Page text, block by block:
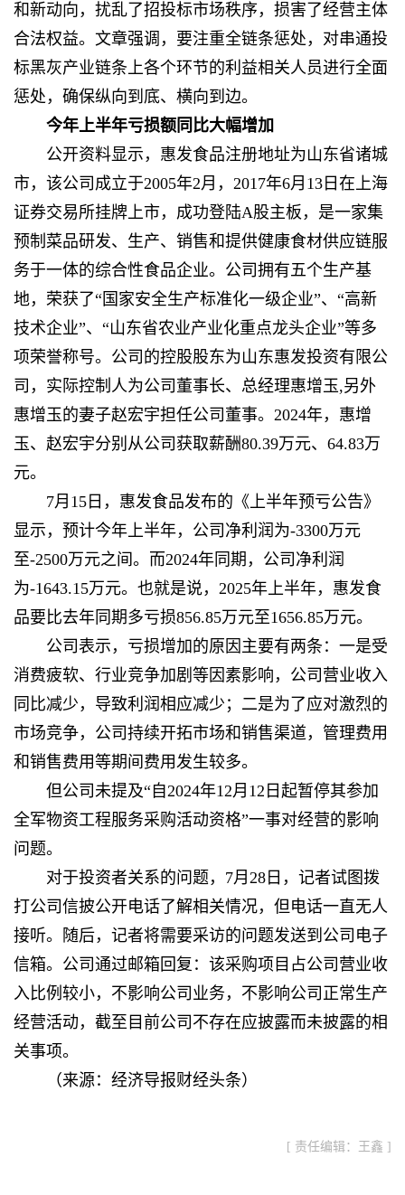
和新动向，扰乱了招投标市场秩序，损害了经营主体
合法权益。文章强调，要注重全链条惩处，对串通投
标黑灰产业链条上各个环节的利益相关人员进行全面
惩处，确保纵向到底、横向到边。
今年上半年亏损额同比大幅增加
公开资料显示，惠发食品注册地址为山东省诸城
市，该公司成立于2005年2月，2017年6月13日在上海
证券交易所挂牌上市，成功登陆A股主板，是一家集
预制菜品研发、生产、销售和提供健康食材供应链服
务于一体的综合性食品企业。公司拥有五个生产基
地，荣获了“国家安全生产标准化一级企业”、“高新
技术企业”、“山东省农业产业化重点龙头企业”等多
项荣誉称号。公司的控股股东为山东惠发投资有限公
司，实际控制人为公司董事长、总经理惠增玉,另外
惠增玉的妻子赵宏宇担任公司董事。2024年，惠增
玉、赵宏宇分别从公司获取薪酬80.39万元、64.83万
元。
7月15日，惠发食品发布的《上半年预亏公告》
显示，预计今年上半年，公司净利润为-3300万元
至-2500万元之间。而2024年同期，公司净利润
为-1643.15万元。也就是说，2025年上半年，惠发食
品要比去年同期多亏损856.85万元至1656.85万元。
公司表示，亏损增加的原因主要有两条：一是受
消费疲软、行业竞争加剧等因素影响，公司营业收入
同比减少，导致利润相应减少；二是为了应对激烈的
市场竞争，公司持续开拓市场和销售渠道，管理费用
和销售费用等期间费用发生较多。
但公司未提及“自2024年12月12日起暂停其参加
全军物资工程服务采购活动资格”一事对经营的影响
问题。
对于投资者关系的问题，7月28日，记者试图拨
打公司信披公开电话了解相关情况，但电话一直无人
接听。随后，记者将需要采访的问题发送到公司电子
信箱。公司通过邮箱回复：该采购项目占公司营业收
入比例较小，不影响公司业务，不影响公司正常生产
经营活动，截至目前公司不存在应披露而未披露的相
关事项。
（来源：经济导报财经头条）
[ 责任编辑：王鑫 ]